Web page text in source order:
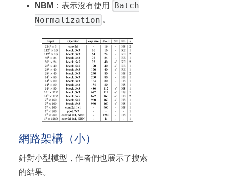
NBM ：表示沒有使用
Batch
Normalization 。
網路架構（小）
針對小型模型，作者們也展示了搜索
的結果。